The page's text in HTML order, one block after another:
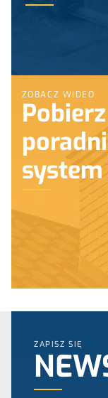
ZOBACZ WIDEO
Pobierz
ZAPISZ SIĘ